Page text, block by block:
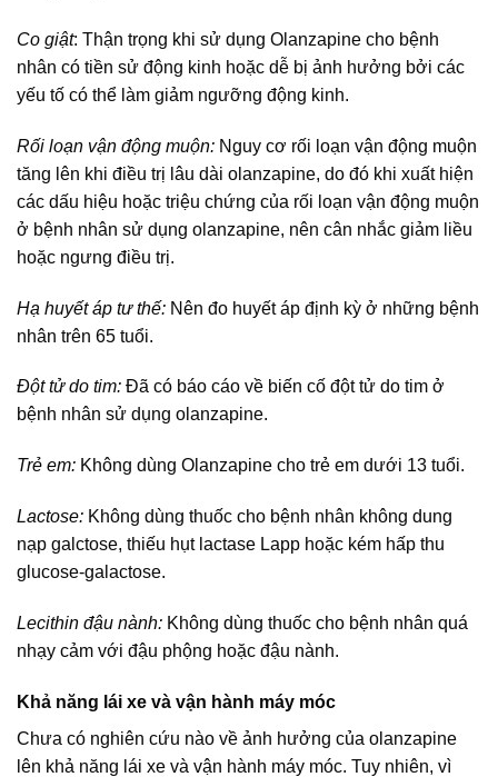
Co giật: Thận trọng khi sử dụng Olanzapine cho bệnh
nhân có tiền sử động kinh hoặc dễ bị ảnh hưởng bởi các
yếu tố có thể làm giảm ngưỡng động kinh.
Rối loạn vận động muộn: Nguy cơ rối loạn vận động muộn
tăng lên khi điều trị lâu dài olanzapine, do đó khi xuất hiện
các dấu hiệu hoặc triệu chứng của rối loạn vận động muộn
ở bệnh nhân sử dụng olanzapine, nên cân nhắc giảm liều
hoặc ngưng điều trị.
Hạ huyết áp tư thế: Nên đo huyết áp định kỳ ở những bệnh
nhân trên 65 tuổi.
Đột tử do tim: Đã có báo cáo về biến cố đột tử do tim ở
bệnh nhân sử dụng olanzapine.
Trẻ em: Không dùng Olanzapine cho trẻ em dưới 13 tuổi.
Lactose: Không dùng thuốc cho bệnh nhân không dung
nạp galctose, thiếu hụt lactase Lapp hoặc kém hấp thu
glucose-galactose.
Lecithin đậu nành: Không dùng thuốc cho bệnh nhân quá
nhạy cảm với đậu phộng hoặc đậu nành.
Khả năng lái xe và vận hành máy móc
Chưa có nghiên cứu nào về ảnh hưởng của olanzapine
lên khả năng lái xe và vận hành máy móc. Tuy nhiên, vì